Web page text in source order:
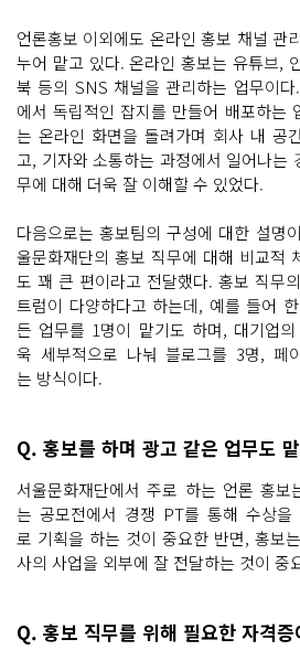
언론홍보 이외에도 온라인 홍보 채널 관
누어 맡고 있다. 온라인 홍보는 유튜브,
북 등의 SNS 채널을 관리하는 업무이
에서 독립적인 잡지를 만들어 배포하는
는 온라인 화면을 돌려가며 회사 내 공
고, 기자와 소통하는 과정에서 일어나는
무에 대해 더욱 잘 이해할 수 있었다.
다음으로는 홍보팀의 구성에 대한 설명
울문화재단의 홍보 직무에 대해 비교적
도 꽤 큰 편이라고 전달했다. 홍보 직무
트럼이 다양하다고 하는데, 예를 들어
든 업무를 1명이 맡기도 하며, 대기업
욱 세부적으로 나눠 블로그를 3명, 페
는 방식이다.
Q. 홍보를 하며 광고 같은 업무도
서울문화재단에서 주로 하는 언론 홍
는 공모전에서 경쟁 PT를 통해 수상을
로 기획을 하는 것이 중요한 반면, 홍보
사의 사업을 외부에 잘 전달하는 것이 중
Q. 홍보 직무를 위해 필요한 자격증